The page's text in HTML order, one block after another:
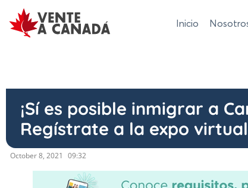
Inicio
¡Sí es posible inmigrar a
Regístrate a la expo virtual
October 8, 2021 09:32